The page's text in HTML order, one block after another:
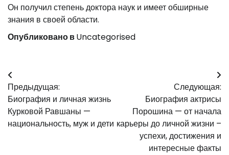
Он получил степень доктора наук и имеет обширные
знания в своей области.
Опубликовано вUncategorised
Навигация
по
записям
Предыдущая:
Биография и личная жизнь
Курковой Равшаны —
национальность, муж и дети
Следующая:
Биография актрисы
Порошина — от начала
карьеры до личной жизни –
успехи, достижения и
интересные факты